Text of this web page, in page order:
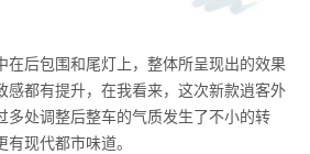
在后包围和尾灯上，整体所呈现出的效果
感都有提升，在我看来，这次新款逍客外
多处调整后整车的气质发生了不小的转
现代都市味道。